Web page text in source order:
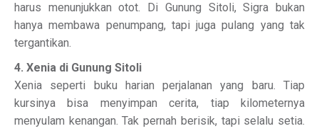
harus menunjukkan otot. Di Gunung Sitoli, Sigra bukan
hanya membawa penumpang, tapi juga pulang yang tak
tergantikan.
4. Xenia di Gunung Sitoli
Xenia seperti buku harian perjalanan yang baru. Tiap
kursinya bisa menyimpan cerita, tiap kilometernya
menyulam kenangan. Tak pernah berisik, tapi selalu setia.